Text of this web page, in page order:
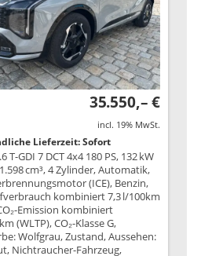
35.550,– €
incl. 19% MwSt.
Lieferzeit: Sofort
T-GDI 7 DCT 4x4 180 PS, 132 kW
cm³, 4 Zylinder, Automatik,
(ICE), Benzin,
kombiniert 7,3 l/100km
Emission kombiniert
(WLTP), CO₂-Klasse G,
Wolfgrau, Zustand, Aussehen:
Nichtraucher-Fahrzeug,